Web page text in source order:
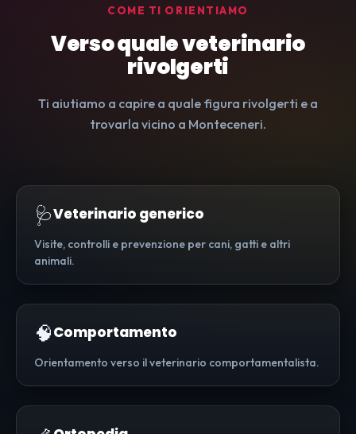
COME TI ORIENTIAMO
Verso quale veterinario
rivolgerti
Ti aiutiamo a capire a quale figura rivolgerti e a
trovarla vicino a Monteceneri.
🩺Veterinario generico
Visite, controlli e prevenzione per cani, gatti e altri
animali.
🧠Comportamento
Orientamento verso il veterinario comportamentalista.